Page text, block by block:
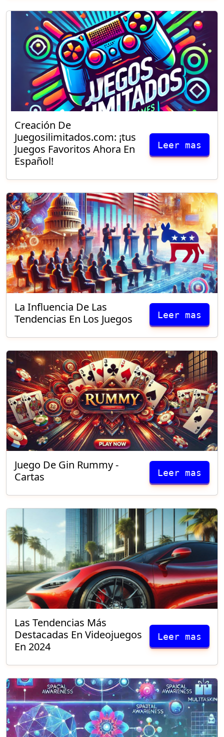
Creación De
Juegosilimitados.com: ¡tus
Juegos Favoritos Ahora En
Español!
Leer mas
La Influencia De Las
Tendencias En Los Juegos
Leer mas
Juego De Gin Rummy -
Cartas
Leer mas
Las Tendencias Más
Destacadas En Videojuegos
En 2024
Leer mas